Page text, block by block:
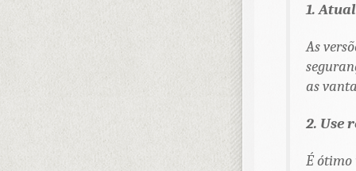
1.
As
as
2. Use
É ótimo